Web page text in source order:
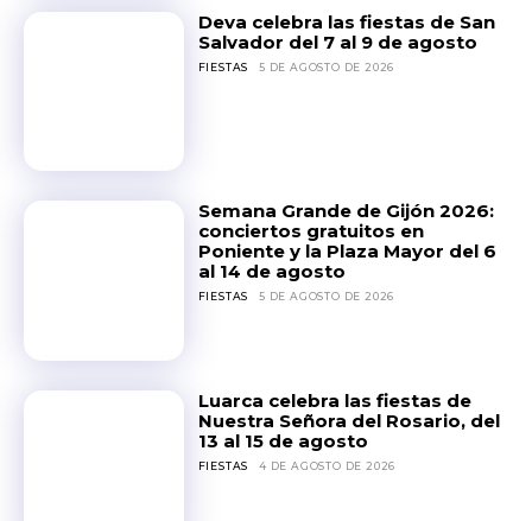
Deva celebra las fiestas de San
Salvador del 7 al 9 de agosto
FIESTAS 5 DE AGOSTO DE 2026
Semana Grande de Gijón 2026:
conciertos gratuitos en
Poniente y la Plaza Mayor del 6
al 14 de agosto
FIESTAS 5 DE AGOSTO DE 2026
Luarca celebra las fiestas de
Nuestra Señora del Rosario, del
13 al 15 de agosto
FIESTAS 4 DE AGOSTO DE 2026